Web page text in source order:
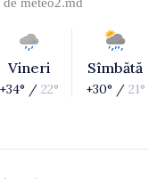
Vineri
+34° / 22°
Sîmbătă
+30° / 21°